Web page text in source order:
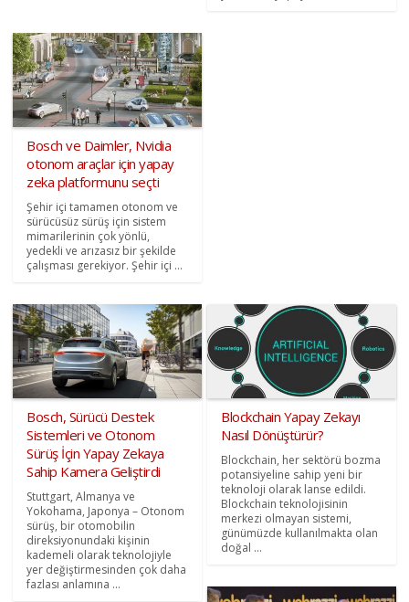
Bosch ve Daimler, Nvidia
otonom araçlar için yapay
zeka platformunu seçti
Şehir içi tamamen otonom ve
sürücüsüz sürüş için sistem
mimarilerinin çok yönlü,
yedekli ve arızasız bir şekilde
çalışması gerekiyor. Şehir içi ...
Bosch, Sürücü Destek
Sistemleri ve Otonom
Sürüş İçin Yapay Zekaya
Sahip Kamera Geliştirdi
Stuttgart, Almanya ve
Yokohama, Japonya – Otonom
sürüş, bir otomobilin
direksiyonundaki kişinin
kademeli olarak teknolojiyle
yer değiştirmesinden çok daha
fazlası anlamına ...
Blockchain Yapay Zekayı
Nasıl Dönüştürür?
Blockchain, her sektörü bozma
potansiyeline sahip yeni bir
teknoloji olarak lanse edildi.
Blockchain teknolojisinin
merkezi olmayan sistemi,
günümüzde kullanılmakta olan
doğal ...